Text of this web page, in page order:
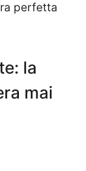
perfetta
la
mai